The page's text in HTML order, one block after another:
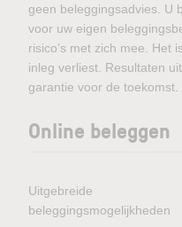
geen beleggingsadvies. U
voor uw eigen
risico’s met zich mee. Het
inleg verliest. Resultaten
garantie voor de toekomst.
Online beleggen
Uitgebreide
beleggingsmogelijkheden